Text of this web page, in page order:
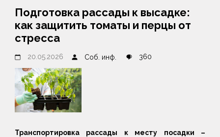
Подготовка рассады к высадке:
как защитить томаты и перцы от
стресса
20.05.2026 Соб. инф. 360
Транспортировка рассады к месту посадки –